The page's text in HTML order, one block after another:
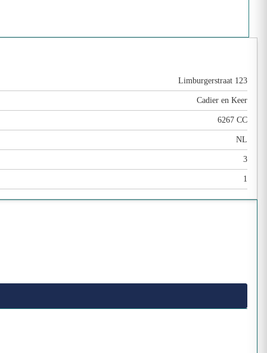
Limburgerstraat 123
Cadier en Keer
6267 CC
NL
3
1